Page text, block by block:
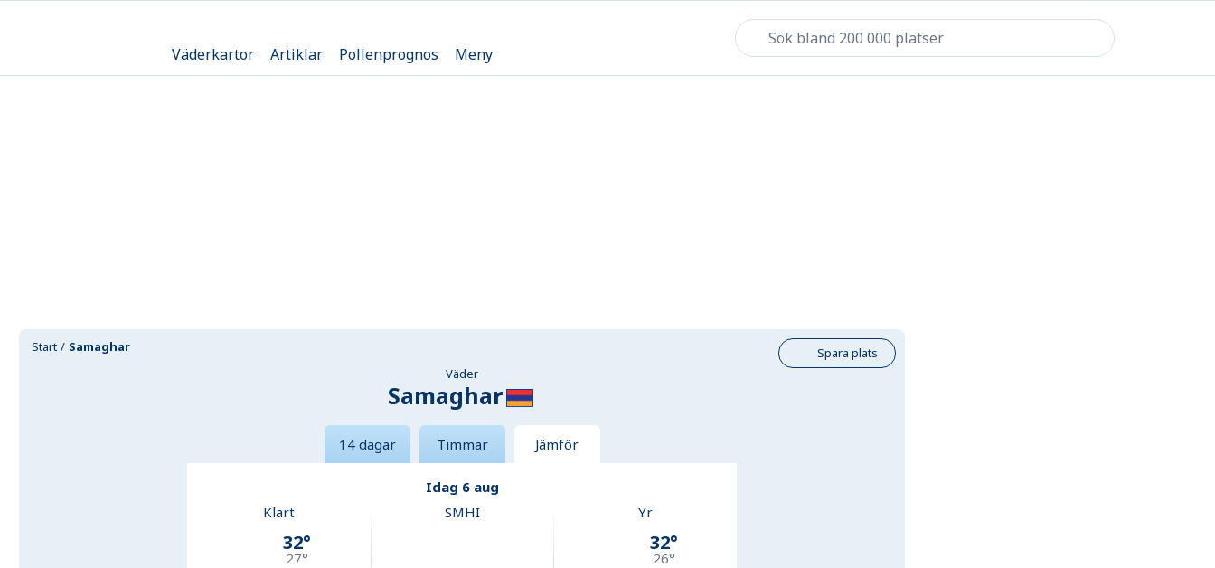
Väderkartor Artiklar Pollenprognos Meny
Start Samaghar
Spara plats
Väder
Samaghar
14 dagar Timmar Jämför
Idag 6 aug
Klart
32°
27°
SMHI Yr
32°
26°